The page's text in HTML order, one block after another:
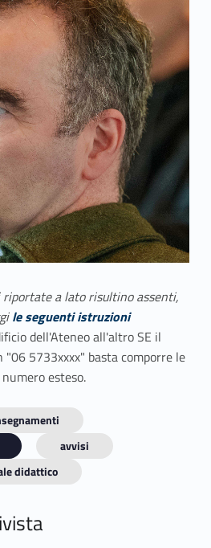
a lato risultino assenti,
le seguenti istruzioni
dell'Ateneo all'altro SE il
5733xxxx" basta comporre le
esteso.
avvisi
didattico